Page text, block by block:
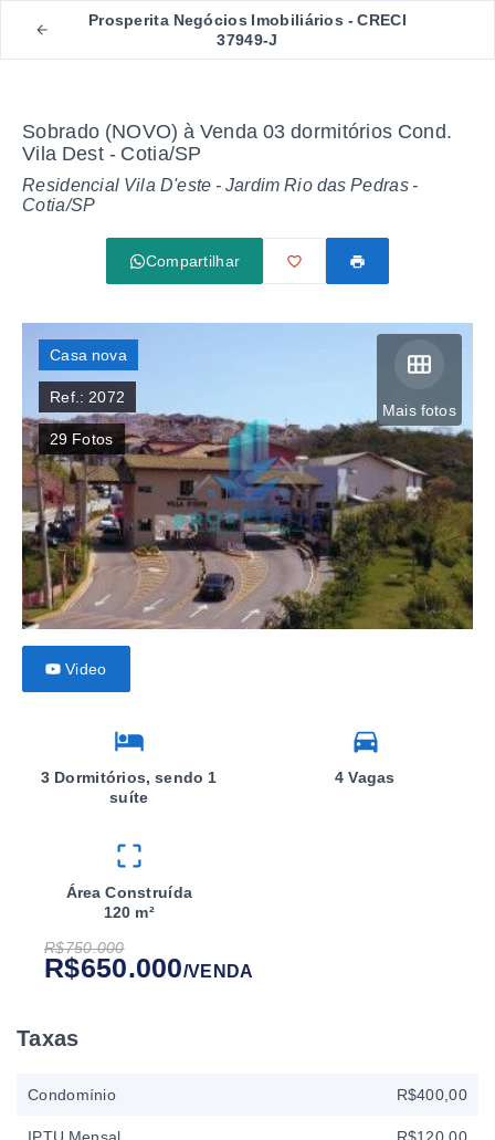
Prosperita Negócios Imobiliários - CRECI
37949-J
Sobrado (NOVO) à Venda 03 dormitórios Cond.
Vila Dest - Cotia/SP
Residencial Vila D'este - Jardim Rio das Pedras -
Cotia/SP
Compartilhar
Mais fotos
Casa nova
Ref.: 2072
29 Fotos
Video
3 Dormitórios, sendo 1
suíte
4 Vagas
Área Construída
120 m²
R$750.000
R$650.000/VENDA
Taxas
Condomínio R$400,00